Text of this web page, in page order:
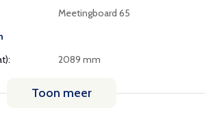
Meetingboard 65
2089 mm
Toon meer